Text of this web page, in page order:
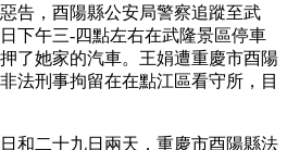
告，酉陽縣公安局警察追蹤至武
下午三-四點左右在武隆景區停車
了她家的汽車。王娟遭重慶市酉陽
法刑事拘留在在點江區看守所，目
和二十九日兩天，重慶市酉陽縣法